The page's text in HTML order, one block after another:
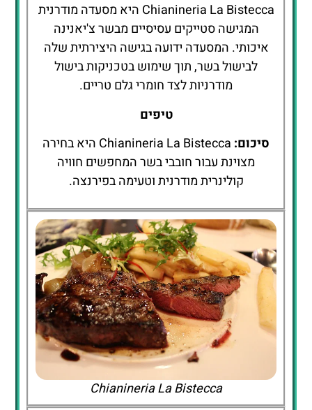
Chianineria La Bistecca היא מסעדה מודרנית
המגישה סטייקים עסיסיים מבשר צ'יאנינה
איכותי. המסעדה ידועה בגישה היצירתית שלה
לבישול בשר, תוך שימוש בטכניקות בישול
מודרניות לצד חומרי גלם טריים.
טיפים
סיכום:
Chianineria La Bistecca היא בחירה
מצוינת עבור חובבי בשר המחפשים חוויה
קולינרית מודרנית וטעימה בפירנצה.
Chianineria La Bistecca